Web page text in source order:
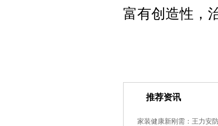
富有创造性，
推荐资讯
家装健康新刚需：王力安